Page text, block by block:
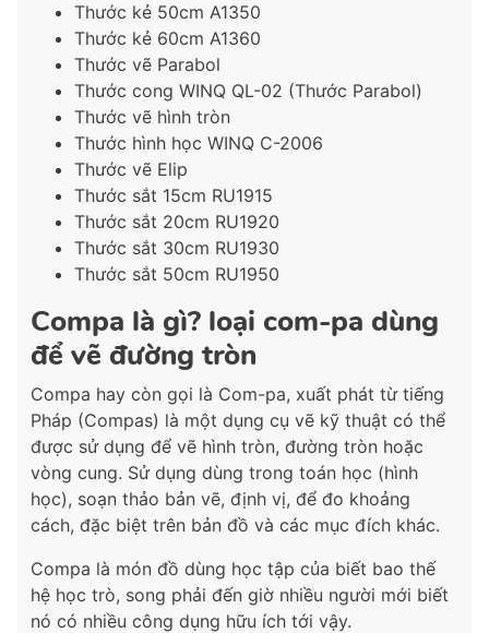
Thước kẻ 50cm A1350
Thước kẻ 60cm A1360
Thước vẽ Parabol
Thước cong WINQ QL-02 (Thước Parabol)
Thước vẽ hình tròn
Thước hình học WINQ C-2006
Thước vẽ Elip
Thước sắt 15cm RU1915
Thước sắt 20cm RU1920
Thước sắt 30cm RU1930
Thước sắt 50cm RU1950
Compa là gì? loại com-pa dùng
để vẽ đường tròn
Compa hay còn gọi là Com-pa, xuất phát từ tiếng
Pháp (Compas) là một dụng cụ vẽ kỹ thuật có thể
được sử dụng để vẽ hình tròn, đường tròn hoặc
vòng cung. Sử dụng dùng trong toán học (hình
học), soạn thảo bản vẽ, định vị, để đo khoảng
cách, đặc biệt trên bản đồ và các mục đích khác.
Compa là món đồ dùng học tập của biết bao thế
hệ học trò, song phải đến giờ nhiều người mới biết
nó có nhiều công dụng hữu ích tới vậy.